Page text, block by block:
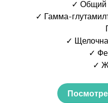
✓ Общий
✓ Гамма-
✓
✓
✓